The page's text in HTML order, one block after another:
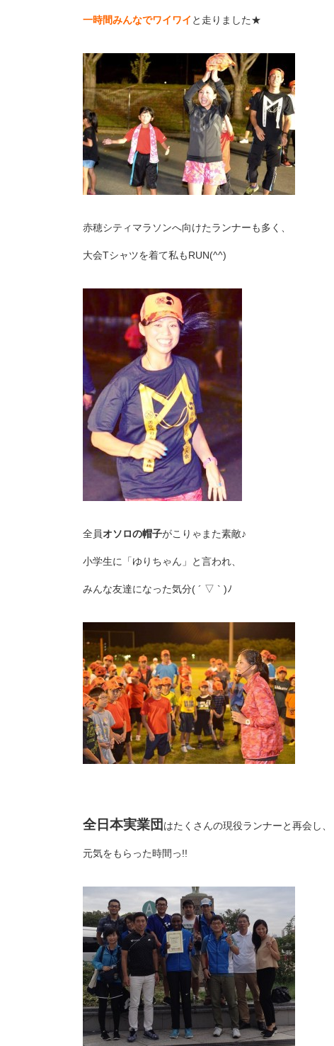
一時間みんなでワイワイ と走りました★
赤穂シティマラソンへ向けたランナーも多く、
大会Tシャツを着て私もRUN(^^)
全員オソロの帽子がこりゃまた素敵♪
小学生に「ゆりちゃん」と言われ、
みんな友達になった気分( ´ ▽ ` )ﾉ
全日本実業団 はたくさんの現役ランナーと再会し、
元気をもらった時間っ!!